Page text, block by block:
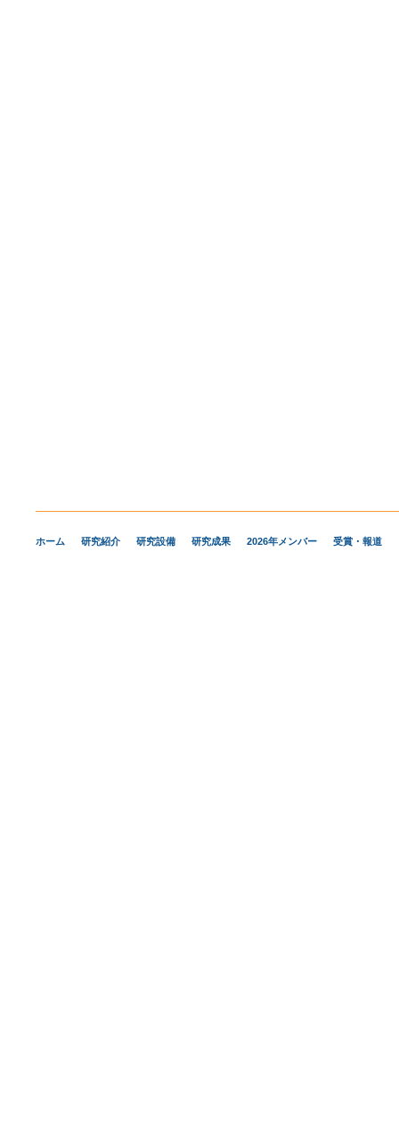
ホーム 研究紹介 研究設備 研究成果 2026年メンバー 受賞・報道